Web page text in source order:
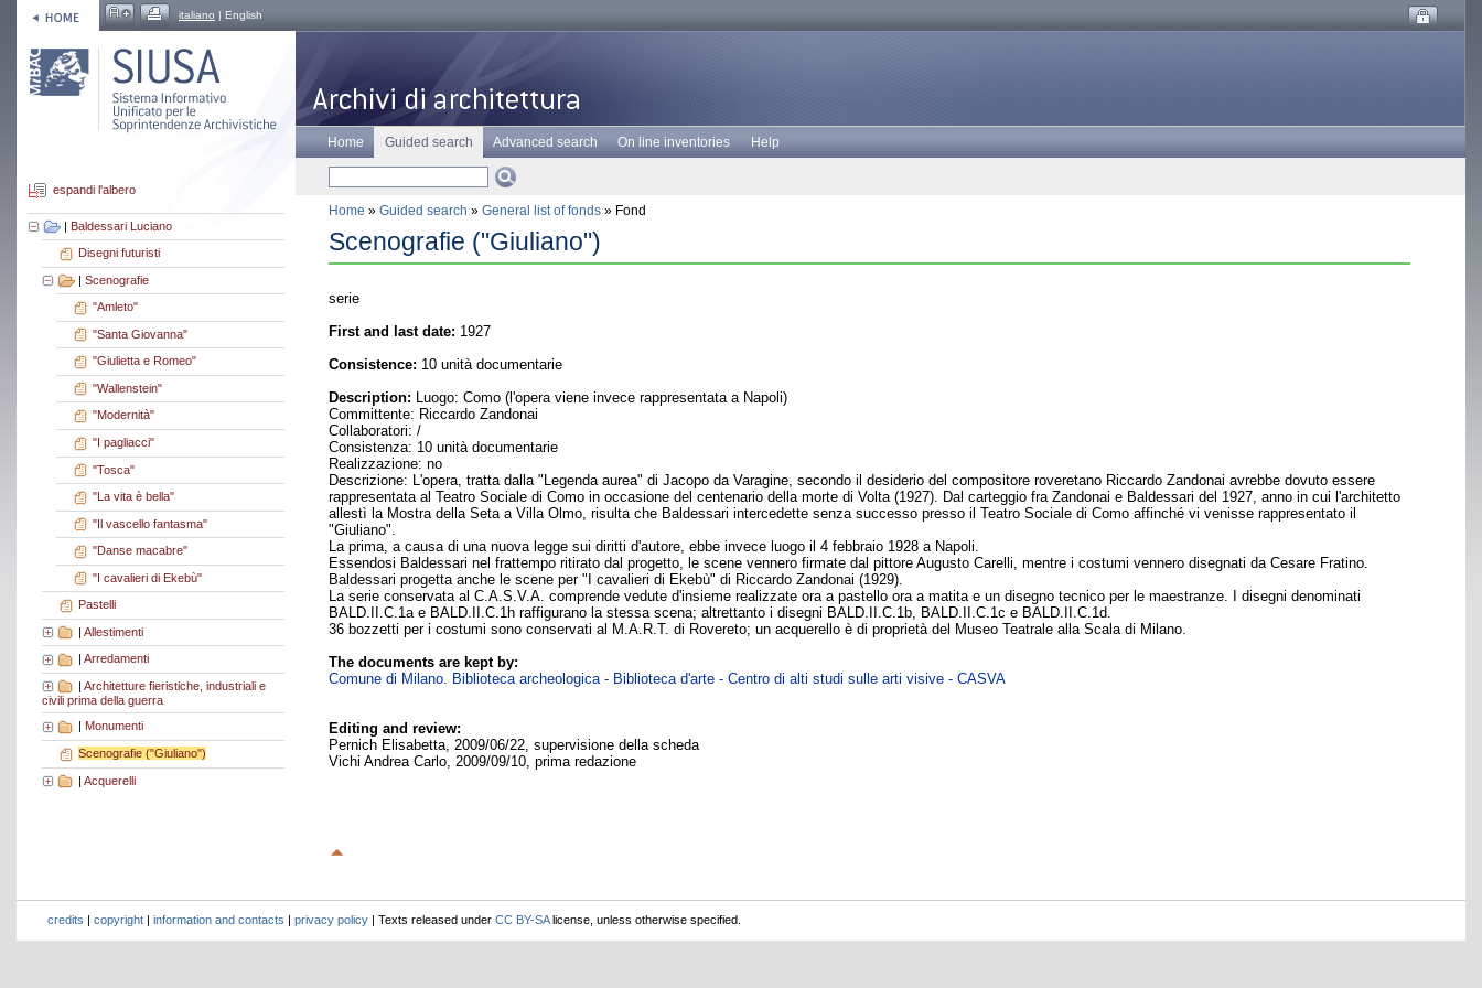
italiano | English
espandi l'albero
| Baldessari Luciano
Disegni futuristi
| Scenografie
"Amleto"
"Santa Giovanna"
"Giulietta e Romeo"
"Wallenstein"
"Modernità"
"I pagliacci"
"Tosca"
"La vita è bella"
"Il vascello fantasma"
"Danse macabre"
"I cavalieri di Ekebù"
Pastelli
| Allestimenti
Arredamenti
| Architetture fieristiche, industriali e
civili prima della guerra
Monumenti
Scenografie ("Giuliano")
| Acquerelli
Home Guided search Advanced search On line inventories Help
Home » Guided search » General list of fonds » Fond
Scenografie ("Giuliano")
serie
First and last date: 1927
Consistence: 10 unità documentarie
Description: Luogo: Como (l'opera viene invece rappresentata a Napoli)
Committente: Riccardo Zandonai
Collaboratori: /
Consistenza: 10 unità documentarie
Realizzazione: no
Descrizione: L'opera, tratta dalla "Legenda aurea" di Jacopo da Varagine, secondo il desiderio del compositore roveretano Riccardo Zandonai avrebbe dovuto essere
rappresentata al Teatro Sociale di Como in occasione del centenario della morte di Volta (1927). Dal carteggio fra Zandonai e Baldessari del 1927, anno in cui l'architetto
allestì la Mostra della Seta a Villa Olmo, risulta che Baldessari intercedette senza successo presso il Teatro Sociale di Como affinché vi venisse rappresentato il
"Giuliano".
La prima, a causa di una nuova legge sui diritti d'autore, ebbe invece luogo il 4 febbraio 1928 a Napoli.
Essendosi Baldessari nel frattempo ritirato dal progetto, le scene vennero firmate dal pittore Augusto Carelli, mentre i costumi vennero disegnati da Cesare Fratino.
Baldessari progetta anche le scene per "I cavalieri di Ekebù" di Riccardo Zandonai (1929).
La serie conservata al C.A.S.V.A. comprende vedute d'insieme realizzate ora a pastello ora a matita e un disegno tecnico per le maestranze. I disegni denominati
BALD.II.C.1a e BALD.II.C.1h raffigurano la stessa scena; altrettanto i disegni BALD.II.C.1b, BALD.II.C.1c e BALD.II.C.1d.
36 bozzetti per i costumi sono conservati al M.A.R.T. di Rovereto; un acquerello è di proprietà del Museo Teatrale alla Scala di Milano.
The documents are kept by:
Comune di Milano. Biblioteca archeologica - Biblioteca d'arte - Centro di alti studi sulle arti visive - CASVA
Editing and review:
Pernich Elisabetta, 2009/06/22, supervisione della scheda
Vichi Andrea Carlo, 2009/09/10, prima redazione
credits | copyright | information and contacts | privacy policy | Texts released under CC BY-SAlicense, unless otherwise specified.